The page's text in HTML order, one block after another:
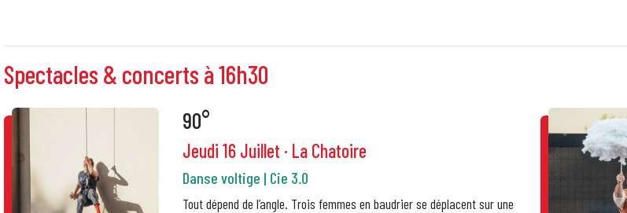
Spectacles & concerts à 16h30
90°
Jeudi 16 Juillet · La Chatoire
Danse voltige | Cie 3.0
Tout dépend de l’angle. Trois femmes en baudrier se déplacent sur une